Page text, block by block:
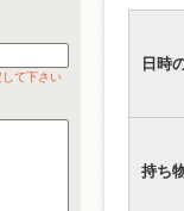
日時
持ち
て下さい